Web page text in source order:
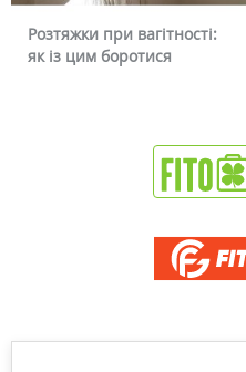
Розтяжки при вагітності:
як із цим боротися